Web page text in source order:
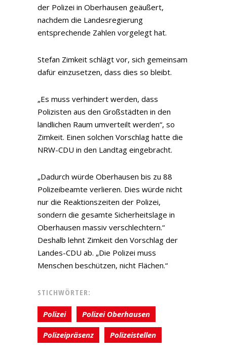
der Polizei in Oberhausen geäußert,
nachdem die Landesregierung
entsprechende Zahlen vorgelegt hat.
Stefan Zimkeit schlägt vor, sich gemeinsam
dafür einzusetzen, dass dies so bleibt.
„Es muss verhindert werden, dass
Polizisten aus den Großstädten in den
ländlichen Raum umverteilt werden“, so
Zimkeit. Einen solchen Vorschlag hatte die
NRW-CDU in den Landtag eingebracht.
„Dadurch würde Oberhausen bis zu 88
Polizeibeamte verlieren. Dies würde nicht
nur die Reaktionszeiten der Polizei,
sondern die gesamte Sicherheitslage in
Oberhausen massiv verschlechtern.“
Deshalb lehnt Zimkeit den Vorschlag der
Landes-CDU ab. „Die Polizei muss
Menschen beschützen, nicht Flächen.“
STICHWÖRTER:
Polizei Polizei Oberhausen
Polizeipräsenz Polizeistellen